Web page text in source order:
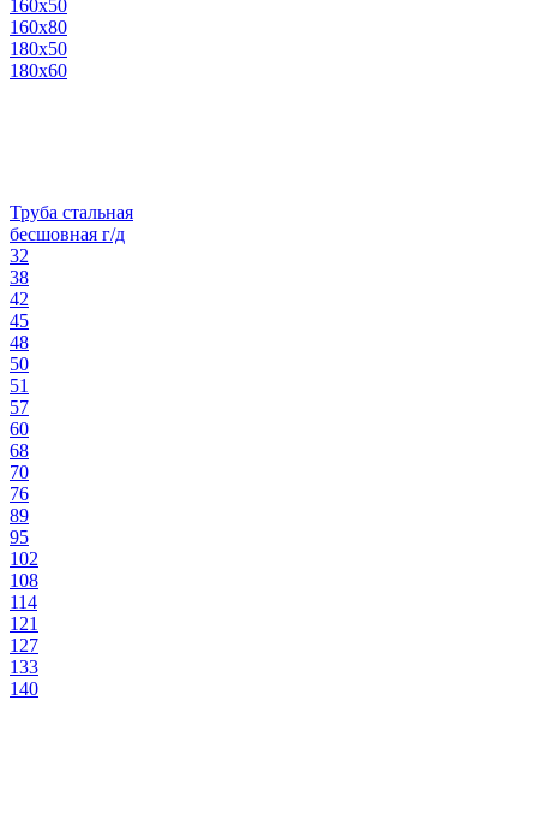
160х50
160х80
180х50
180х60
Труба стальная
бесшовная г/д
32
38
42
45
48
50
51
57
60
68
70
76
89
95
102
108
114
121
127
133
140